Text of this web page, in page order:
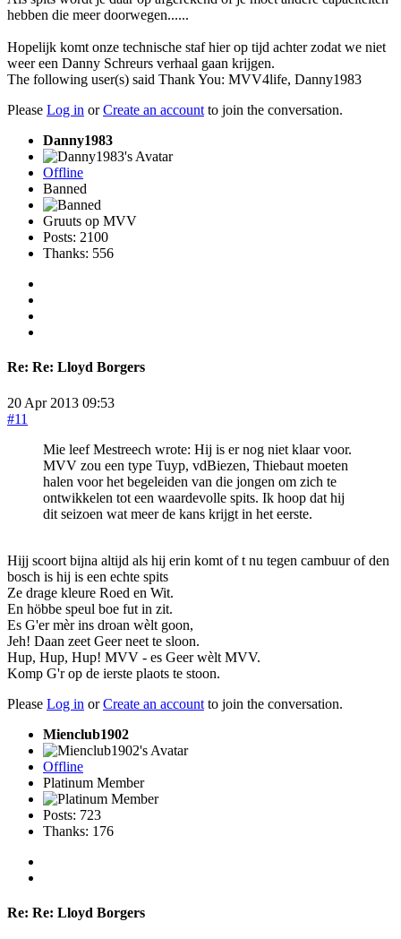
hebben die meer doorwegen......
Hopelijk komt onze technische staf hier op tijd achter zodat we niet
weer een Danny Schreurs verhaal gaan krijgen.
The following user(s) said Thank You: MVV4life, Danny1983
Please Log in orCreate an account to join the conversation.
Danny1983
Offline
Banned
Gruuts op MVV
Posts: 2100
Thanks: 556
Re: Re: Lloyd Borgers
20 Apr 2013 09:53
#11
Mie leef Mestreech wrote: Hij is er nog niet klaar voor.
MVV zou een type Tuyp, vdBiezen, Thiebaut moeten
halen voor het begeleiden van die jongen om zich te
ontwikkelen tot een waardevolle spits. Ik hoop dat hij
dit seizoen wat meer de kans krijgt in het eerste.
Hijj scoort bijna altijd als hij erin komt of t nu tegen cambuur of den
bosch is hij is een echte spits
Ze drage kleure Roed en Wit.
En höbbe speul boe fut in zit.
Es G'er mèr ins droan wèlt goon,
Jeh! Daan zeet Geer neet te sloon.
Hup, Hup, Hup! MVV - es Geer wèlt MVV.
Komp G'r op de ierste plaots te stoon.
Please Log in orCreate an account to join the conversation.
Mienclub1902
Offline
Platinum Member
Posts: 723
Thanks: 176
Re: Re: Lloyd Borgers